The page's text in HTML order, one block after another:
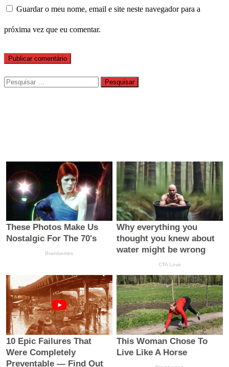
Guardar o meu nome, email e site neste navegador para a
próxima vez que eu comentar.
Pesquisar
por: